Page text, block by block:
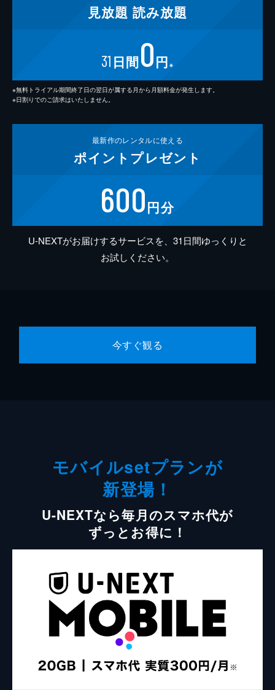
見放題 読み放題
31 日間0円 ※
※無料トライアル期間終了日の翌日が属する月から月額料金が発生します。
※日割りでのご請求はいたしません。
最新作のレンタルに使える
ポイント プレゼント
600円分
U-NEXTがお届けするサービスを、31日間ゆっくりと
お試しください。
今すぐ観る
モバイルsetプランが
新登場！
U-NEXTなら毎月のスマホ代が
ずっとお得に！